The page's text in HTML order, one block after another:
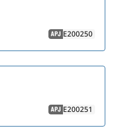
APJ E200250
APJ E200251